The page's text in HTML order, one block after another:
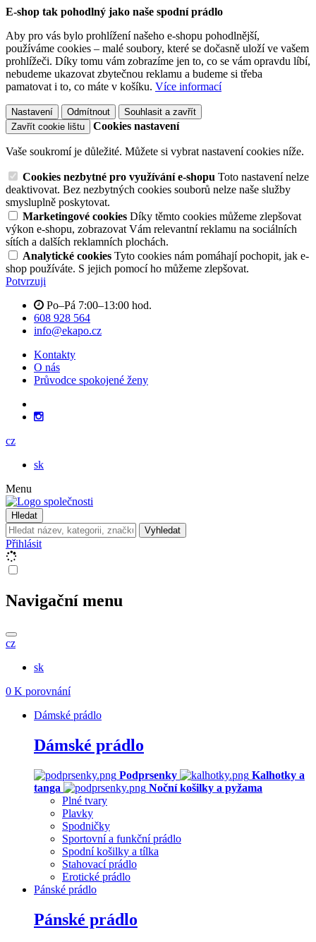
E-shop tak pohodlný jako naše spodní prádlo
Aby pro vás bylo prohlížení našeho e-shopu pohodlnější,
používáme cookies – malé soubory, které se dočasně uloží ve vašem
prohlížeči. Díky tomu vám zobrazíme jen to, co se vám opravdu líbí,
nebudeme ukazovat zbytečnou reklamu a budeme si třeba
pamatovat i to, co máte v košíku. Více informací
Nastavení Odmítnout
Souhlasit a zavřít
Zavřít cookie lištu
Cookies nastavení
Vaše soukromí je důležité. Můžete si vybrat nastavení cookies níže.
Cookies nezbytné pro využívání e-shopu Toto nastavení nelze
deaktivovat. Bez nezbytných cookies souborů nelze naše služby
smysluplně poskytovat.
Marketingové cookies Díky těmto cookies můžeme zlepšovat
výkon e-shopu, zobrazovat Vám relevantní reklamu na sociálních
sítích a dalších reklamních plochách.
Analytické cookies Tyto cookies nám pomáhají pochopit, jak e-
shop používáte. S jejich pomocí ho můžeme zlepšovat.
Potvrzuji
Po–Pá 7:00–13:00 hod.
608 928 564
info@ekapo.cz
Kontakty
O nás
Průvodce spokojené ženy
cz
sk
Menu
Hledat
Vyhledat
Přihlásit
Navigační menu
cz
sk
0 K porovnání
Dámské prádlo
Dámské prádlo
Podprsenky
Kalhotky a
tanga
Noční košilky a pyžama
Plné tvary
Plavky
Spodničky
Sportovní a funkční prádlo
Spodní košilky a tílka
Stahovací prádlo
Erotické prádlo
Pánské prádlo
Pánské prádlo